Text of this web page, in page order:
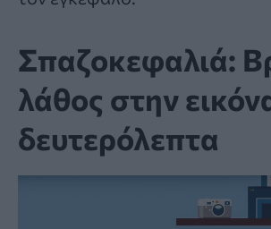
Σπαζοκεφαλιά:
λάθος στην
δευτερόλεπτα